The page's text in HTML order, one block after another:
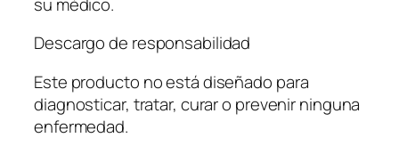
Descargo de responsabilidad
Este producto no está diseñado para
diagnosticar, tratar, curar o prevenir ninguna
enfermedad. ​